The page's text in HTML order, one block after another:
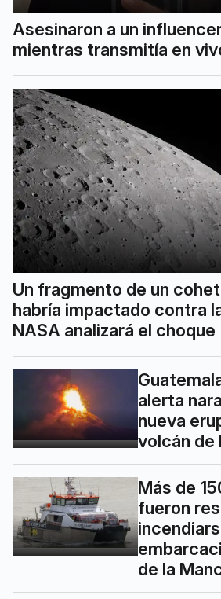
Asesinaron a un
mientras transmitía en
Un fragmento de un
habría impactado contra
NASA analizará el choque
alerta
nueva
volcán de
Más de
fueron
de la